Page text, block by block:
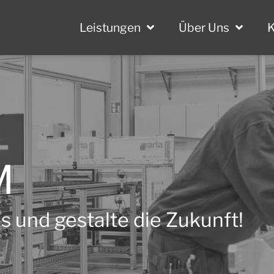
Leistungen Über Uns
und gestalte die Zukunft!